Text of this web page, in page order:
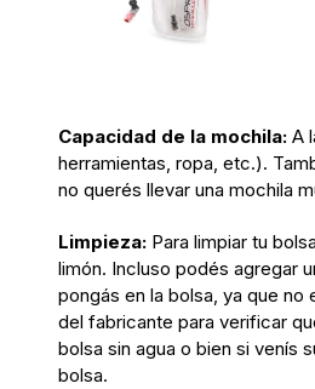
Capacidad de la mochila: A
herramientas, ropa, etc.).
no querés llevar una mochila
Limpieza: Para limpiar tu
limón. Incluso podés agregar
pongás en la bolsa, ya que
del fabricante para verificar
bolsa sin agua o bien si venís
bolsa.